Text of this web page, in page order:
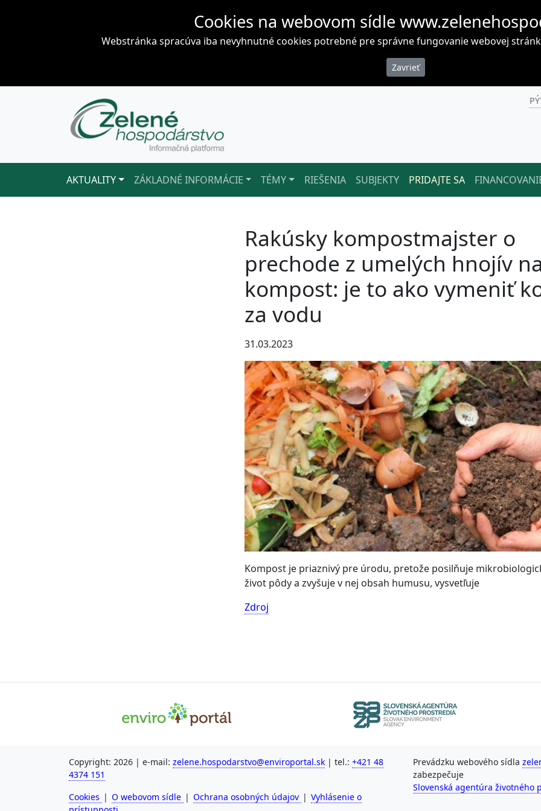
Cookies na webovom sídle
Webstránka spracúva iba nevyhnutné cookies potrebné pre správne fungovanie webovej
AKTUALITY ZÁKLADNÉ INFORMÁCIE TÉMY RIEŠENIA SUBJEKTY PRIDAJTE SA
Rakúsky kompostmajster o
prechode z umelých hnojív
kompost: je to ako vymeniť
za vodu
31.03.2023
Kompost je priaznivý pre úrodu, pretože posilňuje
život pôdy a zvyšuje v nej obsah humusu, vysvetľuje
Zdroj
Copyright: 2026 | e-mail: zelene.hospodarstvo@enviroportal.sk | tel.: +421 48
4374 151
Cookies | O webovom sídle | Ochrana osobných údajov | Vyhlásenie o
Prevádzku webového sídla
zabezpečuje
Slovenská agentúra životného